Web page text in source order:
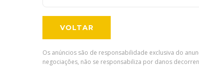
VOLTAR
Os anúncios são de responsabilidade exclusiva do
negociações, não se responsabiliza por danos